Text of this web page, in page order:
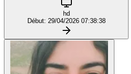
hd
Début: 29/04/2026 07:38:38